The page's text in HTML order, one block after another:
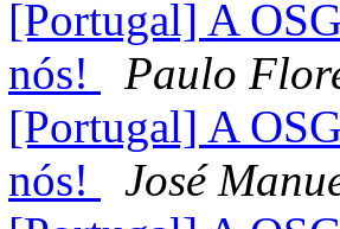
[Portugal] A
nós!
Paulo
[Portugal] A
nós!
José